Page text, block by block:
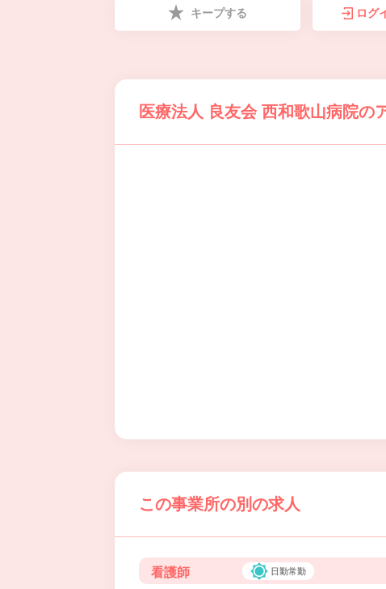
キープする ログ
医療法人 良友会 西和歌山病院の
この事業所の別の求人
看護師 日勤常勤